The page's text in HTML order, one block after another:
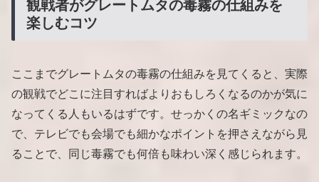
観戦者がグレートムタの毒霧の仕組みを
楽しむコツ
ここまでグレートムタの毒霧の仕組みを見てくると、実際
の観戦でどこに注目すればよりおもしろくなるのかが気に
なってくる人もいるはずです。せっかくの名ギミックなの
で、テレビでも会場でも細かなポイントを押さえながら見
ることで、同じ毒霧でも何倍も味わい深く感じられます。